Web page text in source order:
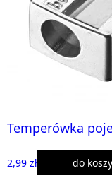
Temperówka
2,99 zł do